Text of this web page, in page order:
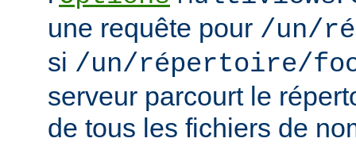
une requête pour /un/
si /un/répertoire/
serveur parcourt le
de tous les fichiers de